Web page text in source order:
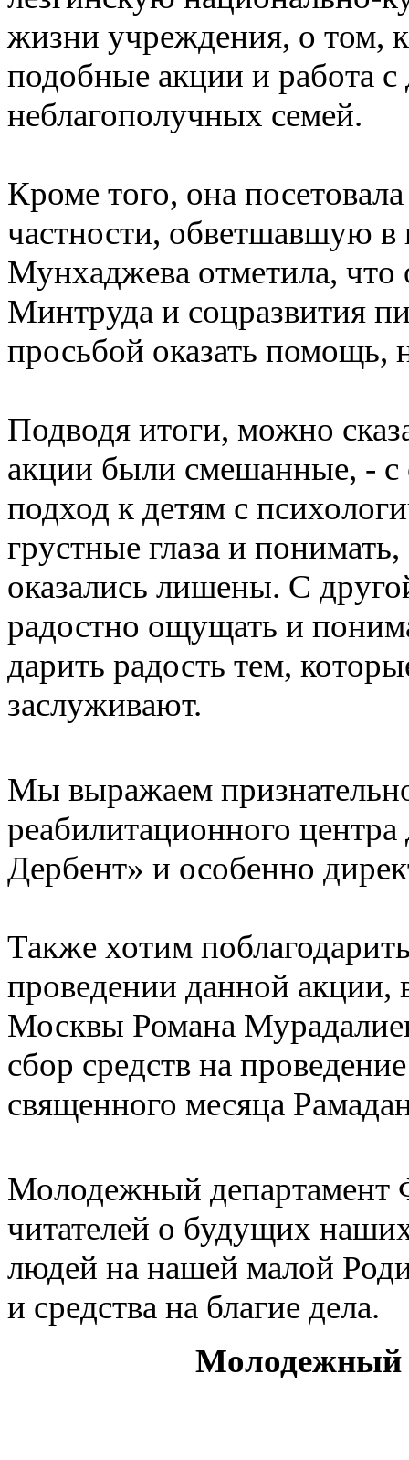
жизни учреждения, о том,
подобные акции и работа
неблагополучных семей.
Кроме того, она
частности, обветшавшую
Мунхаджева отметила, что
Минтруда и соцразвития
просьбой оказать помощь,
Подводя итоги, можно
акции были смешанные, - с
подход к детям с
грустные глаза и
оказались лишены. С
радостно ощущать и
дарить радость тем,
заслуживают.
Мы выражаем
реабилитационного
Дербент» и особенно
Также хотим
проведении данной акции,
Москвы Романа
сбор средств на
священного месяца
Молодежный
читателей о будущих
людей на нашей малой
и средства на благие дела.
Молодежный